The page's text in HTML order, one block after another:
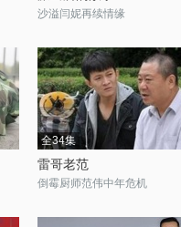
沙溢闫妮再续情缘
全34集
雷哥老范
倒霉厨师范伟中年危机